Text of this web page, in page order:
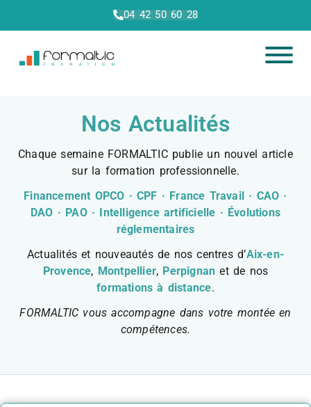
04 42 50 60 28
Nos Actualités
Chaque semaine FORMALTIC publie un nouvel article
sur la formation professionnelle.
Financement OPCO · CPF · France Travail · CAO ·
DAO · PAO · Intelligence artificielle · Évolutions
réglementaires
Actualités et nouveautés de nos centres d’Aix-en-
Provence, Montpellier, Perpignan et de nos
formations à distance.
FORMALTIC vous accompagne dans votre montée en
compétences.